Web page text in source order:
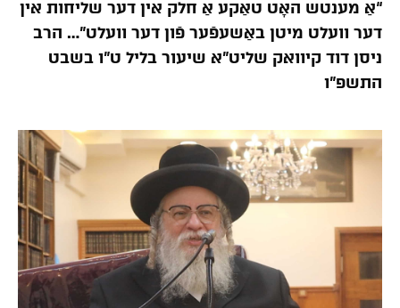
“אַ מענטש האָט טאַקע אַ חלק אין דער שליחות אין
דער וועלט מיטן באַשעפֿער פֿון דער וועלט”… הרב
ניסן דוד קיוואק שליט”א שיעור בליל ט”ו בשבט
התשפ”ו